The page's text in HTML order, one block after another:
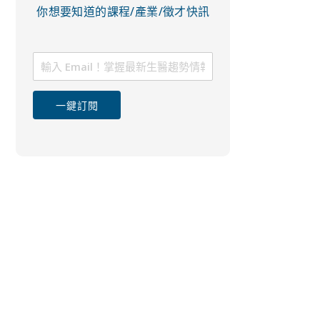
你想要知道的課程/產業/徵才快訊
一鍵訂閱